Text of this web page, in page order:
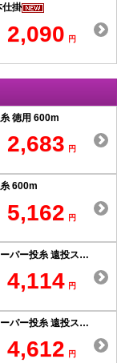
掛
2,090 円
徳用 600m
2,683 円
600m
5,162 円
【20周年記念 特別価格】拙者のPEテーパー投糸 遠投スペシャル 0.6号以上
4,114 円
【20周年記念 特別価格】拙者のPEテーパー投糸 遠投スペシャル 0.5号以下
4,612 円